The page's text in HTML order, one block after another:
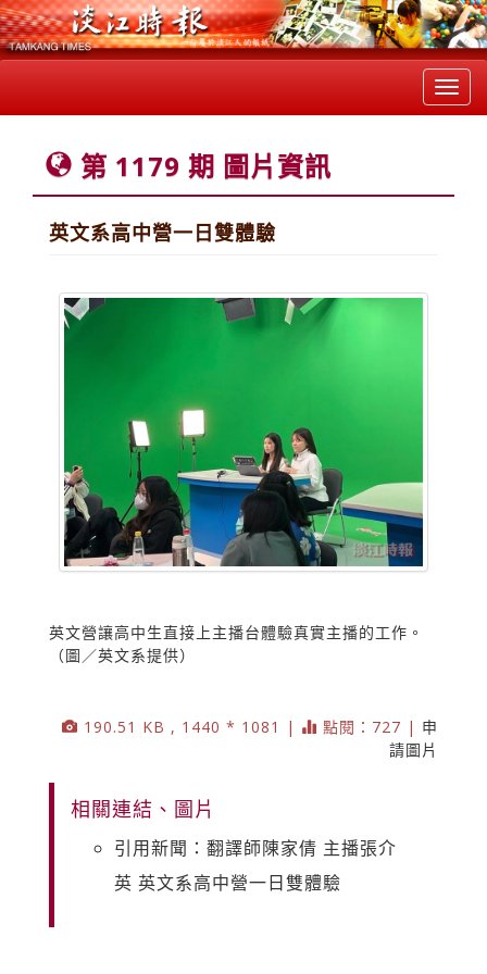
第 1179 期 圖片資訊
英文系高中營一日雙體驗
英文營讓高中生直接上主播台體驗真實主播的工作。
（圖／英文系提供）
190.51 KB , 1440 * 1081 | 點閱：727 | 申
請圖片
相關連結、圖片
引用新聞：翻譯師陳家倩 主播張介
英 英文系高中營一日雙體驗